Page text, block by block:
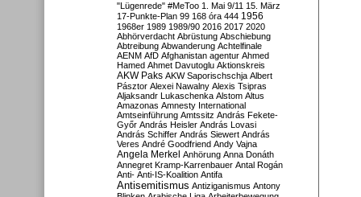
"Lügenrede" #MeToo 1. Mai 9/11 15. März
17-Punkte-Plan 99 168 óra 444 1956
1968er 1989 1989/90 2016 2017 2020
Abhörverdacht Abrüstung Abschiebung
Abtreibung Abwanderung Achtelfinale
AENM AfD Afghanistan agentur Ahmed
Hamed Ahmet Davutoglu Aktionskreis
AKW Paks AKW Saporischschja Albert
Pásztor Alexei Nawalny Alexis Tsipras
Aljaksandr Lukaschenka Alstom Altus
Amazonas Amnesty International
Amtseinführung Amtssitz András Fekete-
Győr András Heisler András Lovasi
András Schiffer András Siewert András
Veres André Goodfriend Andy Vajna
Angela Merkel Anhörung Anna Donáth
Annegret Kramp-Karrenbauer Antal Rogán
Anti- Anti-IS-Koalition Antifa
Antisemitismus Antiziganismus Antony